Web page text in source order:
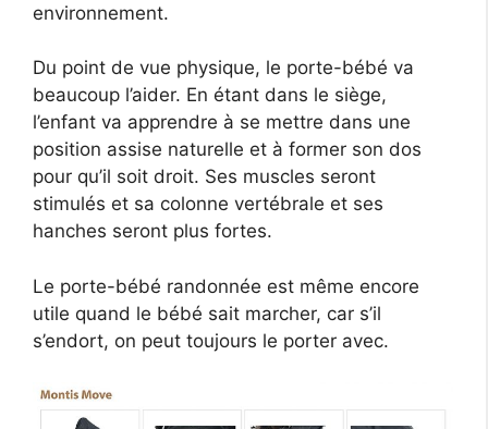
environnement.
Du point de vue physique, le porte-bébé va
beaucoup l’aider. En étant dans le siège,
l’enfant va apprendre à se mettre dans une
position assise naturelle et à former son dos
pour qu’il soit droit. Ses muscles seront
stimulés et sa colonne vertébrale et ses
hanches seront plus fortes.
Le porte-bébé randonnée est même encore
utile quand le bébé sait marcher, car s’il
s’endort, on peut toujours le porter avec.